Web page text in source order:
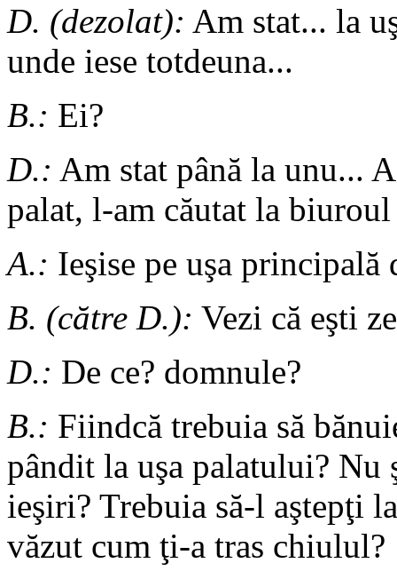
D. (dezolat): Am stat... la
unde iese totdeuna...
B.: Ei?
D.: Am stat până la unu...
palat, l-am căutat la
A.: Ieşise pe uşa
B. (către D.): Vezi că eşti
D.: De ce? domnule?
B.: Fiindcă trebuia să
pândit la uşa palatului? Nu
ieşiri? Trebuia să-l aştepţi
văzut cum ţi-a tras chiulul?